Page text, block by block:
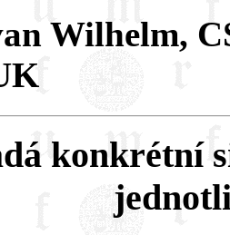
Wilhelm,
konkrétní